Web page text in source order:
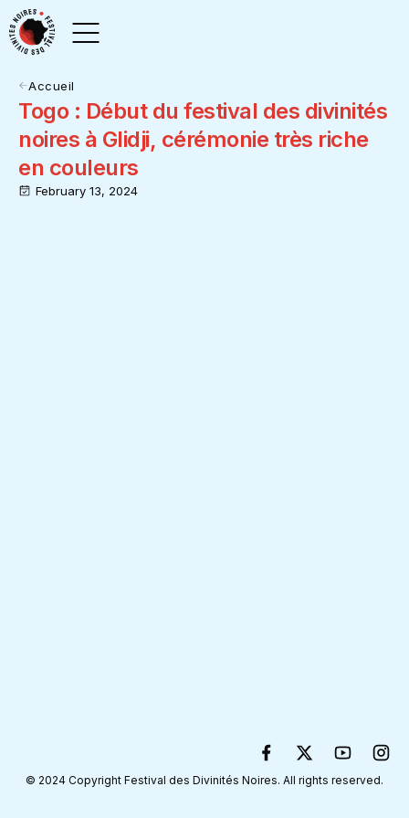
Accueil
Togo : Début du festival des divinités
noires à Glidji, cérémonie très riche
en couleurs
February 13, 2024
© 2024 Copyright Festival des Divinités Noires. All rights reserved.